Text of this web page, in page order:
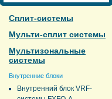
Сплит-системы
Мульти-сплит системы
Мультизональные
системы
Внутренние блоки
Внутренний блок VRF-